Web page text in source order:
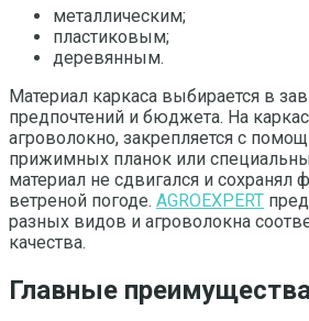
металлическим;
пластиковым;
деревянным.
Материал каркаса выбирается в
предпочтений и бюджета. На каркас
агроволокно, закрепляется с
прижимных планок или
материал не сдвигался и
ветреной погоде. AGROEXPERT
разных видов и агроволокна
качества.
Главные